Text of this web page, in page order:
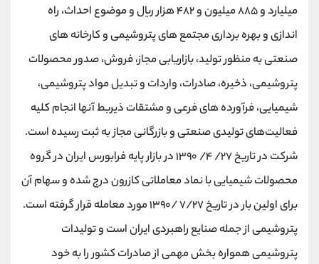
میلیارد و ۸۸۵ میلیون و ۴۸۲ هزار ریال و موضوع احداث، راه
اندازی و بهره برداری مجتمع های پتروشیمی و کارخانه های
صنعتی به منظور تولید، بازاریابی مجاز، فروش، صدور محصولات
پتروشیمی، ذخیره، صادرات، واردات و تبدیل مواد پتروشیمی،
شیمیایی، فرآورده های فرعی و مشتقات ذیربط آنها انجام کلیه
فعالیت‌های تولیدی صنعتی و بازرگانی مجاز به ثبت رسیده است.
شرکت در تاریخ ۲۷/ ۴/ ۱۳۹۰ در بازار پایه فرابورس ایران در گروه
محصولات شیمیایی با نماد معاملاتی کازرون درج شده و سهام آن
برای اولین بار در تاریخ ۷/۲۷ /۱۳۹۰ مورد معامله قرار گرفته است.
پتروشیمی از جمله صنایع راهبردی ایران است و تولیدات
پتروشیمی همواره بخش مهمی از صادرات کشور را به خود